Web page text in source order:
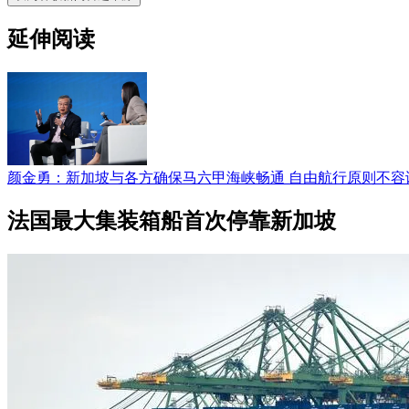
延伸阅读
颜金勇：新加坡与各方确保马六甲海峡畅通 自由航行原则不容
法国最大集装箱船首次停靠新加坡